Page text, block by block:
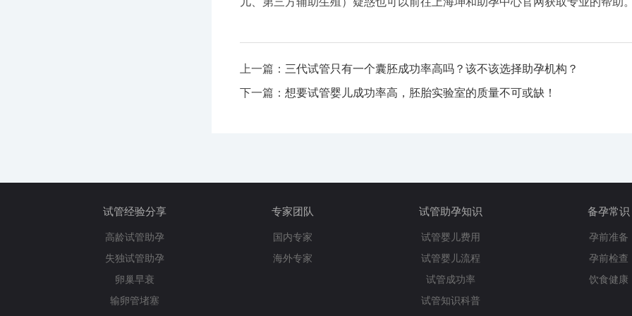
上一篇： 三代试管只有一个囊胚成功率高吗？该不该选择助孕机构？
下一篇： 想要试管婴儿成功率高，胚胎实验室的质量不可或缺！
试管经验分享
高龄试管助孕
失独试管助孕
卵巢早衰
输卵管堵塞
专家团队
国内专家
海外专家
试管助孕知识
试管婴儿费用
试管婴儿流程
试管成功率
试管知识科普
备孕常识
孕前准备
孕前检查
饮食健康